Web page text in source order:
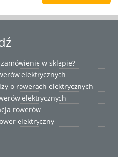
zamówienie w sklepie?
elektrycznych
o rowerach elektrycznych
elektrycznych
rowerów
elektryczny